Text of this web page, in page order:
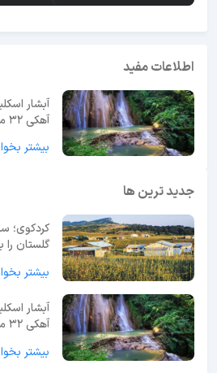
اطلاعات مفید
آبشار
آهکی ۳۲ متری در لفور
بیشتر
جدید ترین ها
کردکوی؛
گلستان را
بیشتر
آبشار
آهکی ۳۲ متری در لفور
بیشتر